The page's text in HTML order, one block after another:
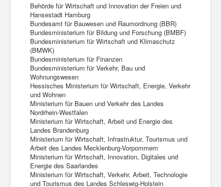
Behörde für Wirtschaft und Innovation der Freien und
Hansestadt Hamburg
Bundesamt für Bauwesen und Raumordnung (BBR)
Bundesministerium für Bildung und Forschung (BMBF)
Bundesministerium für Wirtschaft und Klimaschutz
(BMWK)
Bundesministerium für Finanzen
Bundesministerium für Verkehr, Bau und
Wohnungswesen
Hessisches Ministerium für Wirtschaft, Energie, Verkehr
und Wohnen
Ministerium für Bauen und Verkehr des Landes
Nordrhein-Westfalen
Ministerium für Wirtschaft, Arbeit und Energie des
Landes Brandenburg
Ministerium für Wirtschaft, Infrastruktur, Tourismus und
Arbeit des Landes Mecklenburg-Vorpommern
Ministerium für Wirtschaft, Innovation, Digitales und
Energie des Saarlandes
Ministerium für Wirtschaft, Verkehr, Arbeit, Technologie
und Tourismus des Landes Schleswig-Holstein